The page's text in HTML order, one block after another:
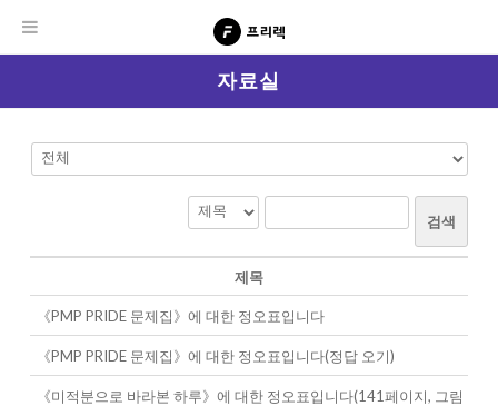
자료실
검색
제목
《PMP PRIDE 문제집》에 대한 정오표입니다
《PMP PRIDE 문제집》에 대한 정오표입니다(정답 오기)
《미적분으로 바라본 하루》에 대한 정오표입니다(141페이지, 그림